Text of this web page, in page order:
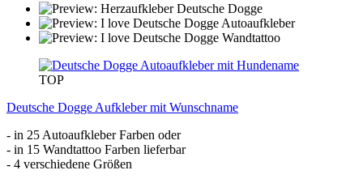
TOP
Deutsche Dogge Aufkleber mit Wunschname
- in 25 Autoaufkleber Farben oder
- in 15 Wandtattoo Farben lieferbar
- 4 verschiedene Größen